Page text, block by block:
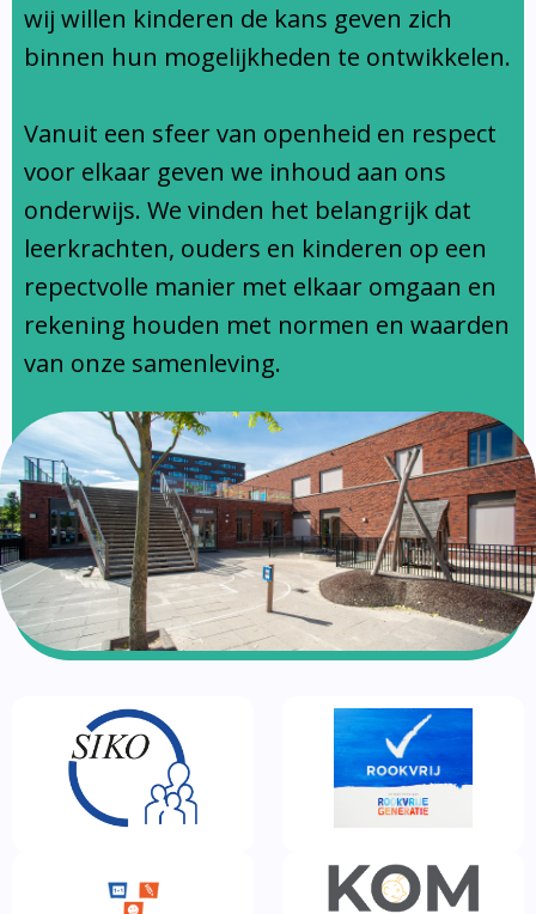
Ondersteuningsprofiel
wij willen kinderen de kans geven zich
binnen hun mogelijkheden te ontwikkelen.
Vanuit een sfeer van openheid en respect
voor elkaar geven we inhoud aan ons
onderwijs. We vinden het belangrijk dat
leerkrachten, ouders en kinderen op een
repectvolle manier met elkaar omgaan en
rekening houden met normen en waarden
van onze samenleving.